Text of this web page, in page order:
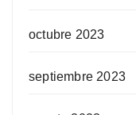
octubre 2023
septiembre 2023